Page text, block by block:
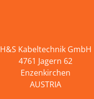
H&S Kabeltechnik GmbH
4761 Jagern 62
Enzenkirchen
AUSTRIA